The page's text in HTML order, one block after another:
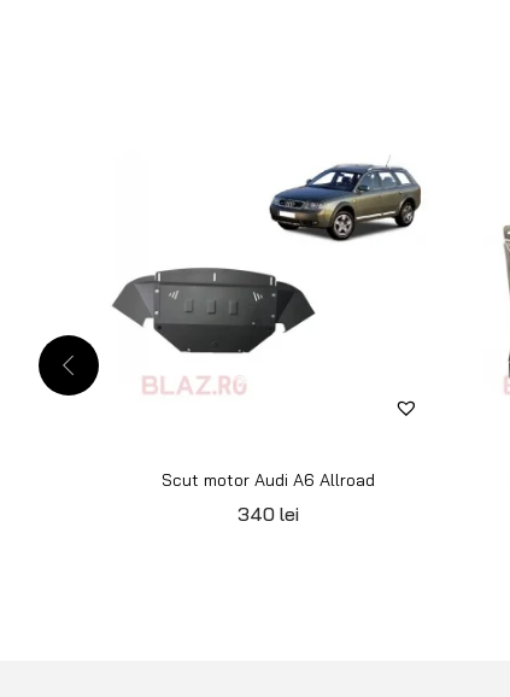
Scut motor Audi A6 Allroad
340 lei